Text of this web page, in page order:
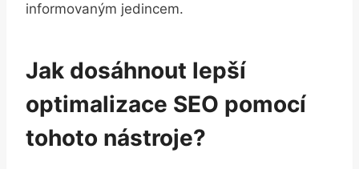
informovaným jedincem.
Jak dosáhnout lepší
optimalizace SEO pomocí
tohoto nástroje?